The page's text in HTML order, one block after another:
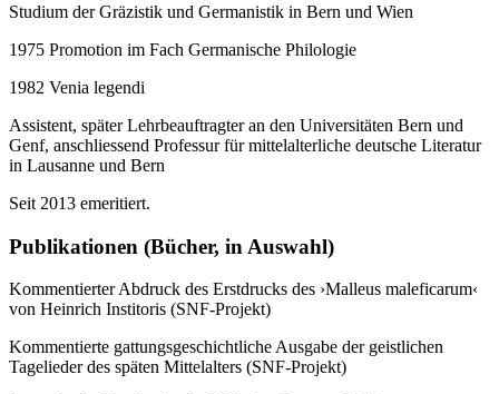
Studium der Gräzistik und Germanistik in Bern und Wien
1975 Promotion im Fach Germanische Philologie
1982 Venia legendi
Assistent, später Lehrbeauftragter an den Universitäten Bern und
Genf, anschliessend Professur für mittelalterliche deutsche Literatur
in Lausanne und Bern
Seit 2013 emeritiert.
Publikationen (Bücher, in Auswahl)
Kommentierter Abdruck des Erstdrucks des ›Malleus maleficarum‹
von Heinrich Institoris (SNF-Projekt)
Kommentierte gattungsgeschichtliche Ausgabe der geistlichen
Tagelieder des späten Mittelalters (SNF-Projekt)